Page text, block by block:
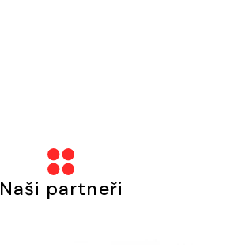
Naši partneři